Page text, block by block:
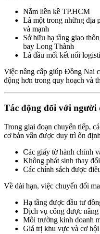
Nằm liền kề TP.HCM
Là một trong những địa
và mạnh
Sở hữu hạ tầng giao
bay Long Thành
Là đầu mối kết nối
Việc nâng cấp giúp Đồng Nai
động hơn trong quy hoạch và
Tác động đối với người
Trong giai đoạn chuyển tiếp,
cơ bản vẫn được duy trì ổn
Các giấy tờ hành chính
Không phát sinh thay
Các chính sách được
Về dài hạn, việc chuyển đổi
Hạ tầng được đầu tư
Dịch vụ công được nâng
Môi trường kinh doanh
Giá trị khu vực và cơ hội